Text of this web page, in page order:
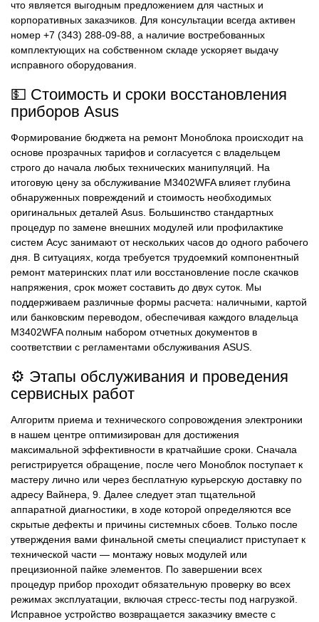
что является выгодным предложением для частных и
корпоративных заказчиков. Для консультации всегда активен
номер +7 (343) 288-09-88, а наличие востребованных
комплектующих на собственном складе ускоряет выдачу
исправного оборудования.
💵 Стоимость и сроки восстановления
приборов Asus
Формирование бюджета на ремонт Моноблока происходит на
основе прозрачных тарифов и согласуется с владельцем
строго до начала любых технических манипуляций. На
итоговую цену за обслуживание M3402WFA влияет глубина
обнаруженных повреждений и стоимость необходимых
оригинальных деталей Asus. Большинство стандартных
процедур по замене внешних модулей или профилактике
систем Асус занимают от нескольких часов до одного рабочего
дня. В ситуациях, когда требуется трудоемкий компонентный
ремонт материнских плат или восстановление после скачков
напряжения, срок может составить до двух суток. Мы
поддерживаем различные формы расчета: наличными, картой
или банковским переводом, обеспечивая каждого владельца
M3402WFA полным набором отчетных документов в
соответствии с регламентами обслуживания ASUS.
⚙️ Этапы обслуживания и проведения
сервисных работ
Алгоритм приема и технического сопровождения электроники
в нашем центре оптимизирован для достижения
максимальной эффективности в кратчайшие сроки. Сначала
регистрируется обращение, после чего Моноблок поступает к
мастеру лично или через бесплатную курьерскую доставку по
адресу ​Вайнера, 9. Далее следует этап тщательной
аппаратной диагностики, в ходе которой определяются все
скрытые дефекты и причины системных сбоев. Только после
утверждения вами финальной сметы специалист приступает к
технической части — монтажу новых модулей или
прецизионной пайке элементов. По завершении всех
процедур прибор проходит обязательную проверку во всех
режимах эксплуатации, включая стресс-тесты под нагрузкой.
Исправное устройство возвращается заказчику вместе с